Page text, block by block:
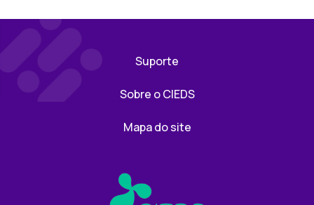
Suporte
Sobre o CIEDS
Mapa do site